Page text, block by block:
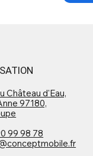
Château d'Eau,
97180,
99 98 78